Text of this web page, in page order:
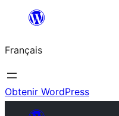
contenu
Français
Obtenir WordPress